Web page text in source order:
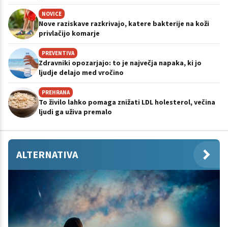
NOVICE
Nove raziskave razkrivajo, katere bakterije na koži
privlačijo komarje
PREVENTIVA
Zdravniki opozarjajo: to je največja napaka, ki jo
ljudje delajo med vročino
PREHRANA
To živilo lahko pomaga znižati LDL holesterol, večina
ljudi ga uživa premalo
ALTERNATIVA